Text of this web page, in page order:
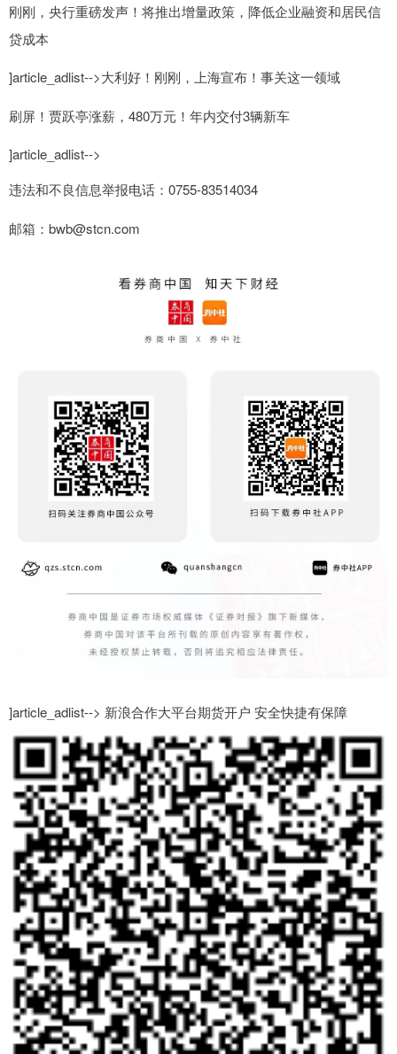
刚刚，央行重磅发声！将推出增量政策，降低企业融资和居民信
贷成本
]article_adlist-->大利好！刚刚，上海宣布！事关这一领域
刷屏！贾跃亭涨薪，480万元！年内交付3辆新车
]article_adlist-->
违法和不良信息举报电话：0755-83514034
邮箱：bwb@stcn.com
]article_adlist--> 新浪合作大平台期货开户 安全快捷有保障